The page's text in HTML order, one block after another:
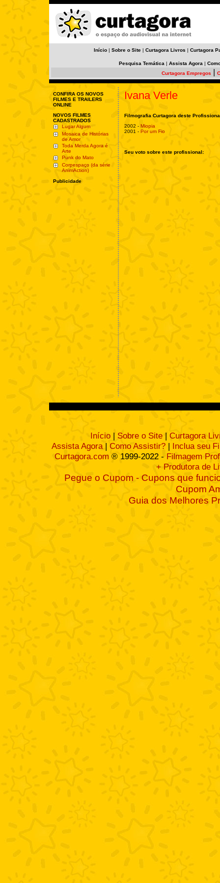
Início | Sobre o Site | Curtagora Livros | Curtagora
Pesquisa Temática | Assista Agora |
Curtagora Empregos
CONFIRA OS NOVOS
FILMES E TRAILERS
ONLINE
NOVOS FILMES
CADASTRADOS
Lugar Algum
Mosaica de Histórias
de Amor
Toda Merda Agora é
Arte
Punk do Mato
Corpespaço (da série
AnimAction)
Publicidade
Ivana Verle
Filmografia Curtagora deste
2002 - Miopia
2001 - Por um Fio
Seu voto sobre este profissional:
Início | Sobre o Site | Curtagora
Assista Agora| Como Assistir? | Inclua seu
Curtagora.com ® 1999-2022 - Filmagem
+ Produtora de
Pegue o Cupom - Cupons que
Cupom
Guia dos Melhores